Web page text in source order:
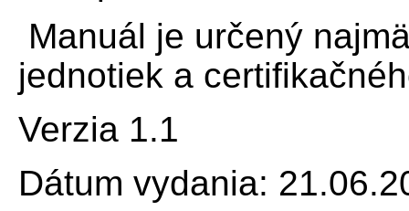
Manuál je určený
jednotiek a
Verzia 1.1
Dátum vydania: